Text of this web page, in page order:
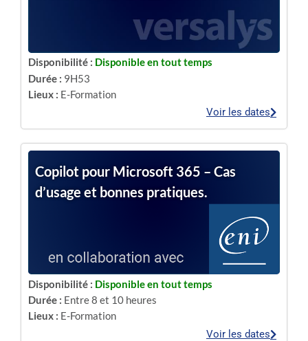
Disponibilité : Disponible en tout temps
Durée : 9H53
Lieux : E-Formation
Voir les dates
Copilot pour Microsoft 365 – Cas
d’usage et bonnes pratiques.
Disponibilité : Disponible en tout temps
Durée : Entre 8 et 10 heures
Lieux : E-Formation
Voir les dates